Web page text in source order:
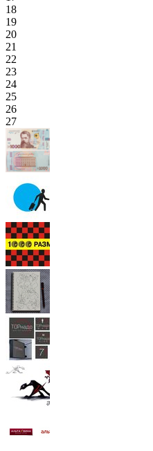
18
19
20
21
22
23
24
25
26
27